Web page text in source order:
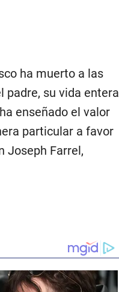
ha muerto a las
padre, su vida entera
enseñado el valor
particular a favor
Joseph Farrel,